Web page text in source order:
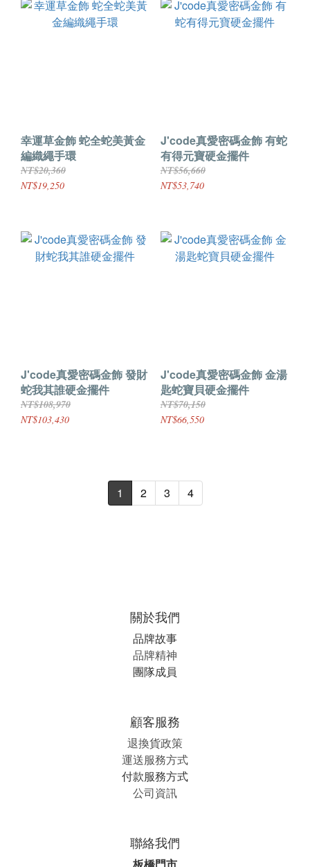
幸運草金飾 蛇全蛇美黃金
編織繩手環
NT$20,360
NT$19,250
J'code真愛密碼金飾 有蛇
有得元寶硬金擺件
NT$56,660
NT$53,740
J'code真愛密碼金飾 發財
蛇我其誰硬金擺件
NT$108,970
NT$103,430
J'code真愛密碼金飾 金湯
匙蛇寶貝硬金擺件
NT$70,150
NT$66,550
1 2 3 4
關於我們
品牌故事
品牌精神
團隊成員
顧客服務
退換貨政策
運送服務方式
付款服務方式
公司資訊
聯絡我們